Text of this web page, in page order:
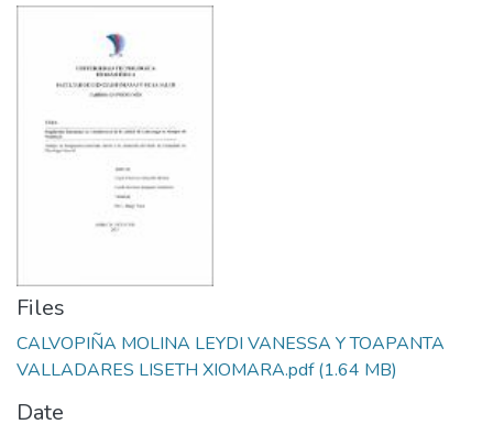
Files
CALVOPIÑA MOLINA LEYDI VANESSA Y TOAPANTA
VALLADARES LISETH XIOMARA.pdf(1.64 MB)
Date